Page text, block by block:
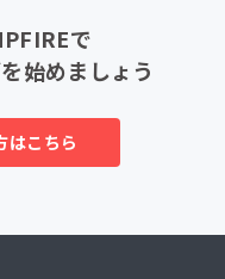
で
始めましょう
はこちら